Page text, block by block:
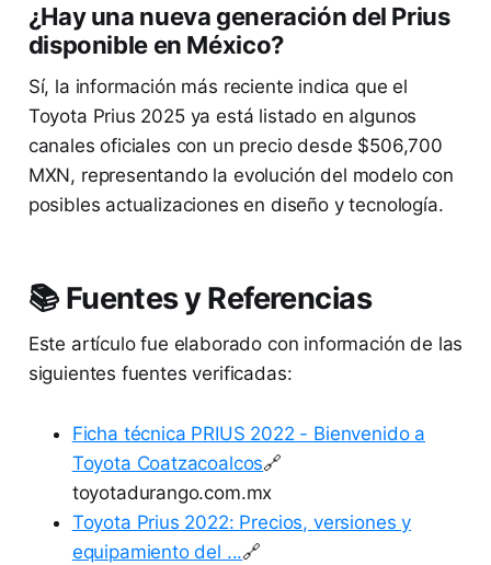
¿Hay una nueva generación del Prius
disponible en México?
Sí, la información más reciente indica que el
Toyota Prius 2025 ya está listado en algunos
canales oficiales con un precio desde $506,700
MXN, representando la evolución del modelo con
posibles actualizaciones en diseño y tecnología.
📚 Fuentes y Referencias
Este artículo fue elaborado con información de las
siguientes fuentes verificadas:
Ficha técnica PRIUS 2022 - Bienvenido a
Toyota Coatzacoalcos🔗
toyotadurango.com.mx
Toyota Prius 2022: Precios, versiones y
equipamiento del ...🔗